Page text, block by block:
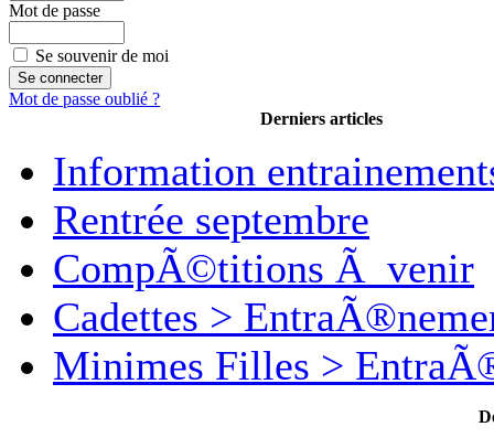
Mot de passe
Se souvenir de moi
Mot de passe oublié ?
Derniers articles
Information
Rentrée septembre
CompÃ©titions Ã venir
Cadettes >
Minimes Filles >